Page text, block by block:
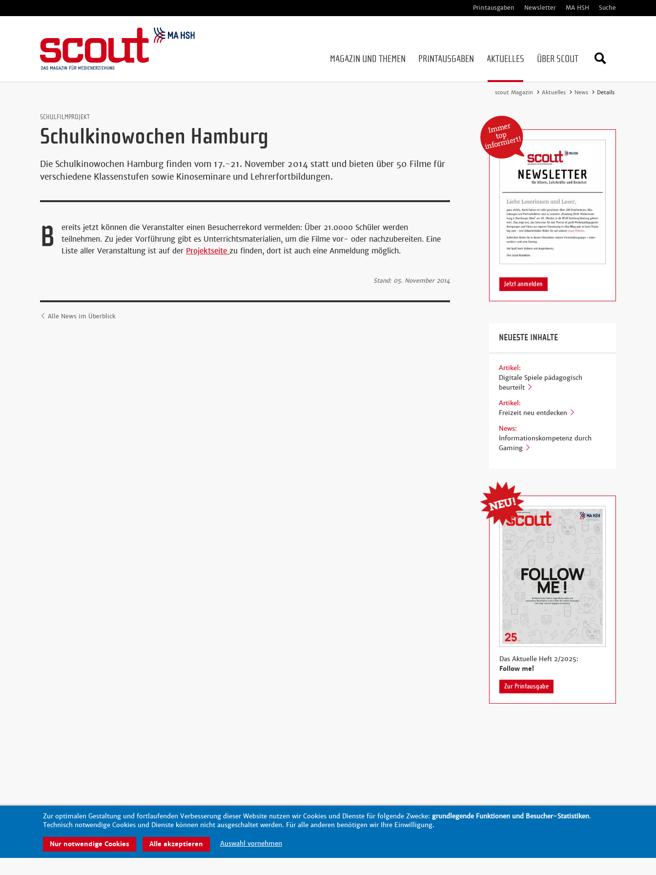
Printausgaben Newsletter MA HSH Suche
MAGAZIN UND THEMEN PRINTAUSGABEN AKTUELLES ÜBER SCOUT
Webseite
scout Magazin Aktuelles News Details
SCHULFILMPROJEKT
Schulkinowochen Hamburg
Die Schulkinowochen Hamburg finden vom 17.-21. November 2014 statt und bieten über 50 Filme für
verschiedene Klassenstufen sowie Kinoseminare und Lehrerfortbildungen.
B
ereits jetzt können die Veranstalter einen Besucherrekord vermelden: Über 21.0000 Schüler werden
teilnehmen. Zu jeder Vorführung gibt es Unterrichtsmaterialien, um die Filme vor- oder nachzubereiten. Eine
Liste aller Veranstaltung ist auf der Projektseite zu finden, dort ist auch eine Anmeldung möglich.
Stand: 05. November 2014
Alle News im Überblick
Jetzt anmelden
NEUESTE INHALTE
Artikel:
Digitale Spiele pädagogisch
beurteilt
Artikel:
Freizeit neu entdecken
News:
Informationskompetenz durch
Gaming
Das Aktuelle Heft 2/2025:
Follow me!
Zur Printausgabe
Barrierefreiheit Datenschutz Impressum Kontakt
© 2026 - scout-magazin.de made by pixlscript
Zur optimalen Gestaltung und fortlaufenden Verbesserung dieser Website nutzen wir Cookies und Dienste für folgende Zwecke:grundlegende Funktionen und Besucher-Statistiken.
Technisch notwendige Cookies und Dienste können nicht ausgeschaltet werden. Für alle anderen benötigen wir Ihre Einwilligung.
Auswahl vornehmen
Nur notwendige Cookies Alle akzeptieren